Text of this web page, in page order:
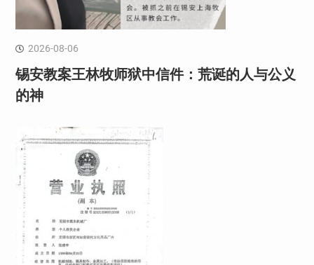
2026-08-06
锡安教案王林牧师狱中信件：荒诞的人与公义
的神